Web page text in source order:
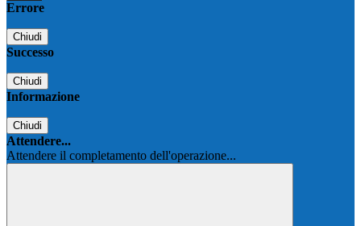
Errore
Chiudi
Successo
Chiudi
Informazione
Chiudi
Attendere...
Attendere il completamento dell'operazione...